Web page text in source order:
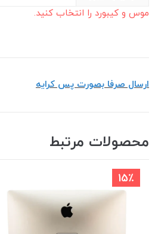
موس و کیبورد را انتخاب کنید.
ارسال صرفا بصورت پس کرایه
محصولات مرتبط
15٪